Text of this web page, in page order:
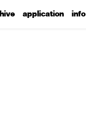
application info